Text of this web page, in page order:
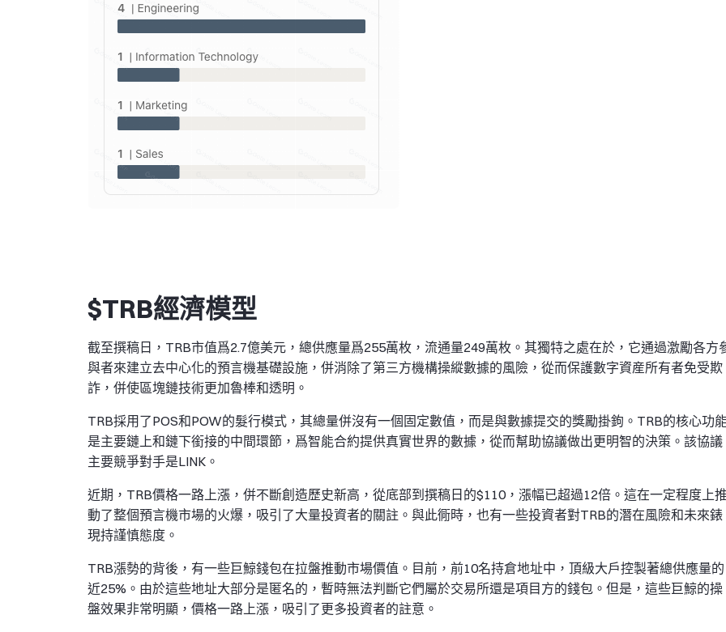
$TRB經濟模型
截至撰稿日，TRB市值爲2.7億美元，總供應量爲255萬枚，流通量249萬枚。其獨特之處在於，它通過激勵各方
與者來建立去中心化的預言機基礎設施，併消除了第三方機構操縱數據的風險，從而保護數字資産所有者免受欺
詐，併使區塊鏈技術更加魯棒和透明。
TRB採用了POS和POW的髮行模式，其總量併沒有一個固定數值，而是與數據提交的獎勵掛鉤。TRB的核心功
是主要鏈上和鏈下銜接的中間環節，爲智能合約提供真實世界的數據，從而幫助協議做出更明智的決策。該協議
主要競爭對手是LINK。
近期，TRB價格一路上漲，併不斷創造歷史新高，從底部到撰稿日的$110，漲幅已超過12倍。這在一定程度上
動了整個預言機市場的火爆，吸引了大量投資者的關註。與此衕時，也有一些投資者對TRB的潛在風險和未來錶
現持謹慎態度。
TRB漲勢的背後，有一些巨鯨錢包在拉盤推動市場價值。目前，前10名持倉地址中，頂級大戶控製著總供應量的
近25%。由於這些地址大部分是匿名的，暫時無法判斷它們屬於交易所還是項目方的錢包。但是，這些巨鯨的操
盤效果非常明顯，價格一路上漲，吸引了更多投資者的註意。